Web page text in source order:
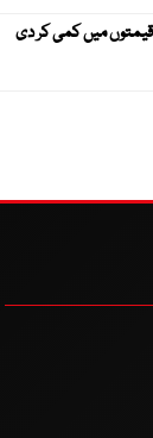
میں کمی کر دی